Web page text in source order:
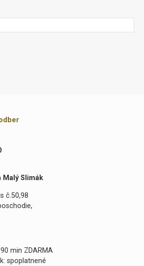
Malý Slimák
č.50,98
min ZDARMA
spoplatnené